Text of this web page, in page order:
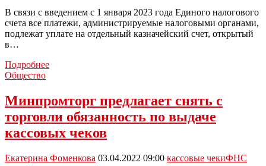
В связи с введением с 1 января 2023 года Единого налогового
счета все платежи, администрируемые налоговыми органами,
подлежат уплате на отдельный казначейский счет, открытый
в…
ПодробнееФНС
налоговые
платежи
подлежат
в
Общество
Минпромторг предлагает снять с
торговли обязанность по выдаче
кассовых чеков
Екатерина Фоменкова 03.04.2022 09:00 кассовые чекиФНС